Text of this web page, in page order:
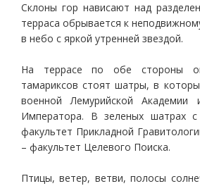
Склоны гор нависают над
терраса обрывается к
в небо с яркой утренней звездой.
На террасе по обе стороны
тамариксов стоят шатры, в
военной Лемурийской Академии
Императора. В зеленых шатрах
факультет Прикладной
– факультет Целевого Поиска.
Птицы, ветер, ветви, полосы